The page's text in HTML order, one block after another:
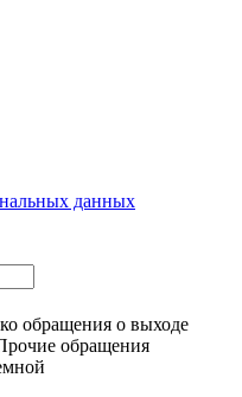
данных
обращения о выходе
обращения